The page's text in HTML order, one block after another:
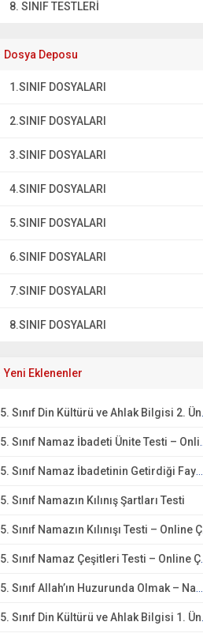
8. SINIF TESTLERI
Dosya Deposu
1.SINIF DOSYALARI
2.SINIF DOSYALARI
3.SINIF DOSYALARI
4.SINIF DOSYALARI
5.SINIF DOSYALARI
6.SINIF DOSYALARI
7.SINIF DOSYALARI
8.SINIF DOSYALARI
Yeni Eklenenler
5. Sınıf Din Kültürü ve Ahlak Bilgisi 2. Ünite: Namaz İbadeti Çalışmaları
5. Sınıf Namaz İbadeti Ünite Testi – Online Çöz
5. Sınıf Namaz İbadetinin Getirdiği Faydalar Testi
5. Sınıf Namazın Kılınış Şartları Testi
5. Sınıf Namazın Kılınışı Testi – Online Çöz
5. Sınıf Namaz Çeşitleri Testi – Online Çöz
5. Sınıf Allah’ın Huzurunda Olmak – Namaz İbadeti Testi
5. Sınıf Din Kültürü ve Ahlak Bilgisi 1. Ünite: Allah İnancı Çalışmaları